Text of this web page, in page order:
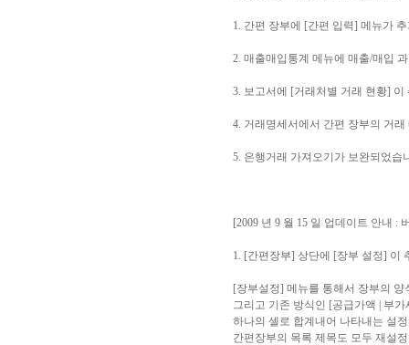
1. 간편 장부에 [간편 입력] 메뉴가
2. 매출매입통계 메뉴에 매출/매입
3. 보고서에 [거래처별 거래 현황] 이
4. 거래명세서에서 간편 장부의 거
5. 은행거래 가져오기가 보완되었습
[2009 년 9 월 15 일 업데이트 안내 :
1. [간편장부] 상단에 [장부 설정] 이
[장부설정] 메뉴를 통해서 장부의
그리고 기존 방식인 [공급가액 | 부
하나의 셀로 합계내어 나타내는 설
간편장부의 목록 제목도 모두 재설